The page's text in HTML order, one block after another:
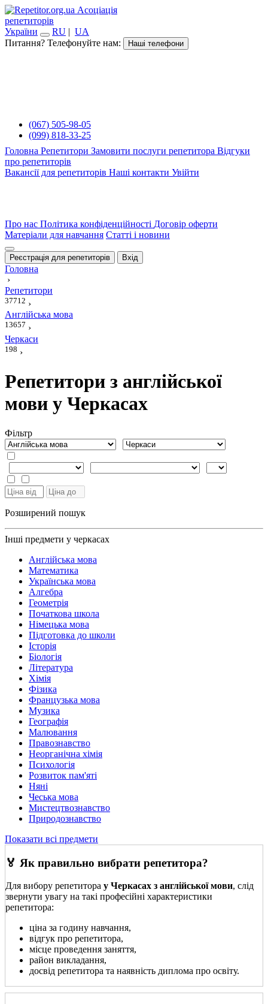
Асоціація
репетиторів
України
RU | UA
Питання? Телефонуйте нам:
Наші телефони
(067) 505-98-05
(099) 818-33-25
Головна Репетитори Замовити послуги репетитора Відгуки
про репетиторів
Вакансії для репетиторів Наші контакти Увійти
Про нас Політика конфіденційності Договір оферти
Матеріали для навчання Статті і новини
Реєстрація для репетиторів Вхід
Головна
›
Репетитори
37712 ›
Англійська мова
13657 ›
Черкаси
198 ›
Репетитори з англійської
мови у Черкасах
Фiльтр
Розширений пошук
Інші предмети у черкасах
Англійська мова
Математика
Українська мова
Алгебра
Геометрія
Початкова школа
Німецька мова
Підготовка до школи
Історія
Біологія
Література
Хімія
Фізика
Французька мова
Музика
Географія
Малювання
Правознавство
Неорганічна хімія
Психологія
Розвиток пам'яті
Няні
Чеська мова
Мистецтвознавство
Природознавство
Показати всі предмети
🏅 Як правильно вибрати репетитора?
Для вибору репетитора у Черкасах з англійської мови, слід
звернути увагу на такі професійні характеристики
репетитора:
ціна за годину навчання,
відгук про репетитора,
місце проведення заняття,
район викладання,
досвід репетитора та наявність диплома про освіту.